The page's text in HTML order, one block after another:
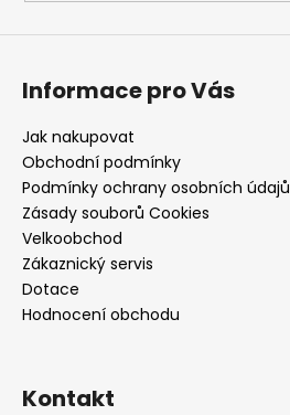
Informace pro Vás
Jak nakupovat
Obchodní podmínky
Podmínky ochrany osobních údajů
Zásady souborů Cookies
Velkoobchod
Zákaznický servis
Dotace
Hodnocení obchodu
Kontakt